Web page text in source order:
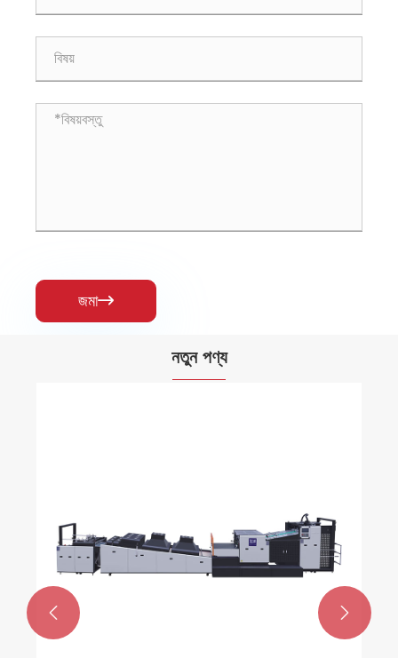
জমা
নতুন পণ্য
 